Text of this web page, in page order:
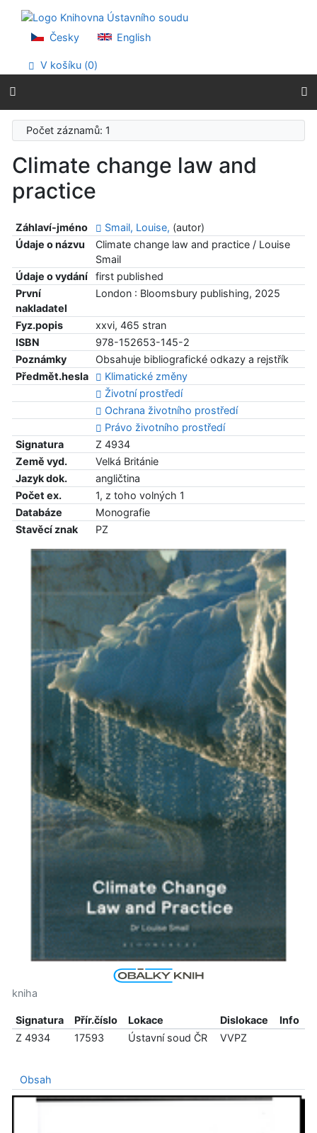
Přejít na menu
Prohlášení o webové přístupnosti
Česky English
V košíku (0)
Počet záznamů: 1
Climate change law and
practice
Záhlaví-jméno Smail, Louise, (autor)
Údaje o názvu
Climate change law and practice / Louise
Smail
Údaje o vydání
first published
První
nakladatel
London : Bloomsbury publishing, 2025
Fyz.popis
xxvi, 465 stran
ISBN
978-152653-145-2
Poznámky
Obsahuje bibliografické odkazy a rejstřík
Předmět.hesla
Klimatické změny
Životní prostředí
Ochrana životního prostředí
Právo životního prostředí
Signatura
Z 4934
Země vyd.
Velká Británie
Jazyk dok.
angličtina
Počet ex.
1, z toho volných 1
Databáze
Monografie
Stavěcí znak
PZ
kniha
Signatura Přír.číslo Lokace Dislokace
Info
Z 4934
17593 Ústavní soud ČR VVPZ
Obsah